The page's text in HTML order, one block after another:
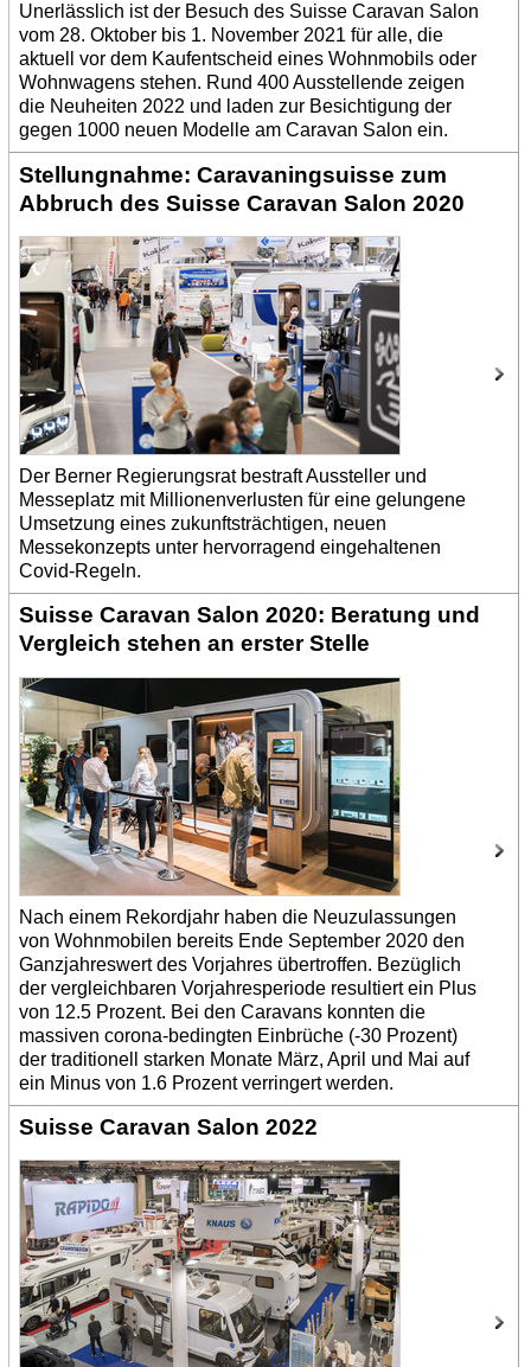
Unerlässlich ist der Besuch des Suisse Caravan Salon
vom 28. Oktober bis 1. November 2021 für alle, die
aktuell vor dem Kaufentscheid eines Wohnmobils oder
Wohnwagens stehen. Rund 400 Ausstellende zeigen
die Neuheiten 2022 und laden zur Besichtigung der
gegen 1000 neuen Modelle am Caravan Salon ein.
Stellungnahme: Caravaningsuisse zum
Abbruch des Suisse Caravan Salon 2020
Der Berner Regierungsrat bestraft Aussteller und
Messeplatz mit Millionenverlusten für eine gelungene
Umsetzung eines zukunftsträchtigen, neuen
Messekonzepts unter hervorragend eingehaltenen
Covid-Regeln.
Suisse Caravan Salon 2020: Beratung und
Vergleich stehen an erster Stelle
Nach einem Rekordjahr haben die Neuzulassungen
von Wohnmobilen bereits Ende September 2020 den
Ganzjahreswert des Vorjahres übertroffen. Bezüglich
der vergleichbaren Vorjahresperiode resultiert ein Plus
von 12.5 Prozent. Bei den Caravans konnten die
massiven corona-bedingten Einbrüche (-30 Prozent)
der traditionell starken Monate März, April und Mai auf
ein Minus von 1.6 Prozent verringert werden.
Suisse Caravan Salon 2022